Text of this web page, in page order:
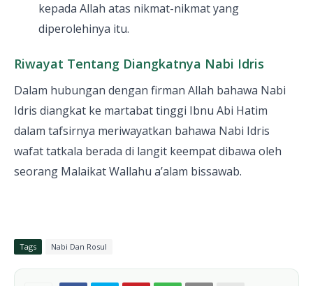
kepada Allah atas nikmat-nikmat yang
diperolehinya itu.
Riwayat Tentang Diangkatnya Nabi Idris
Dalam hubungan dengan firman Allah bahawa Nabi
Idris diangkat ke martabat tinggi Ibnu Abi Hatim
dalam tafsirnya meriwayatkan bahawa Nabi Idris
wafat tatkala berada di langit keempat dibawa oleh
seorang Malaikat Wallahu a’alam bissawab.
Tags Nabi Dan Rosul